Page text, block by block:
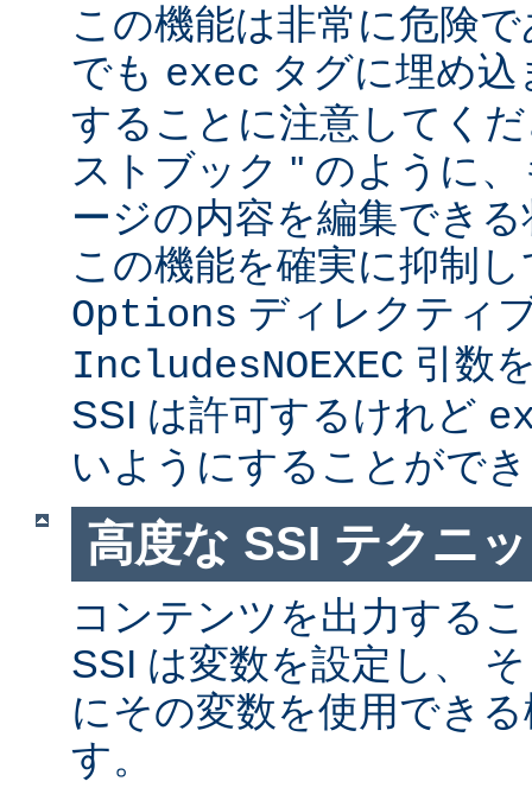
この機能は非常に危険
でも exec タグに埋め
することに注意してく
ストブック '' のように
ージの内容を編集でき
この機能を確実に抑制
Options ディレクティ
IncludesNOEXEC 引数
SSI は許可するけれど
いようにすることがで
高度な SSI テクニ
コンテンツを出力する
SSI は変数を設定し、
にその変数を使用でき
す。